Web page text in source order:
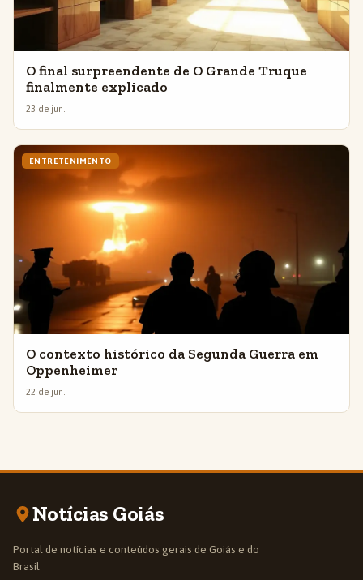
O final surpreendente de O Grande Truque
finalmente explicado
23 de jun.
ENTRETENIMENTO
O contexto histórico da Segunda Guerra em
Oppenheimer
22 de jun.
Notícias Goiás
Portal de notícias e conteúdos gerais de Goiás e do
Brasil